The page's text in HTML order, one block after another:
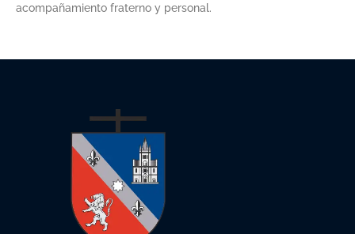
acompañamiento fraterno y personal.